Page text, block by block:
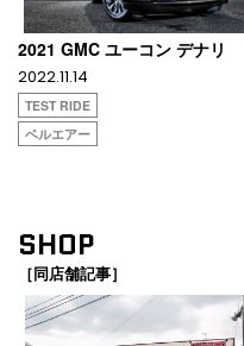
2021 GMC ユーコン デナリ
2022.11.14
TEST RIDE
ベルエアー
SHOP
［同店舗記事］